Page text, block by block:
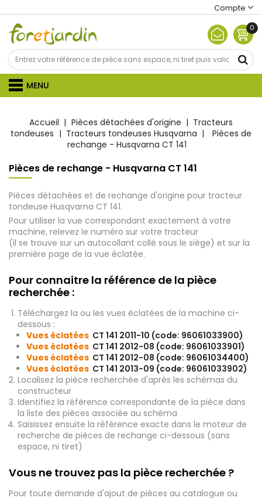
Compte
0
MENU
Accueil Pièces détachées d'origine
Tracteurs
tondeuses
Tracteurs tondeuses Husqvarna
Pièces de
rechange - Husqvarna CT 141
Pièces de rechange - Husqvarna CT 141
Pièces détachées et de rechange d'origine pour tracteur
tondeuse Husqvarna CT 141.
Pour utiliser la vue correspondant exactement à votre
machine, relevez le numéro sur votre tracteur
(il se trouve sur un autocollant collé sous le siège) et sur la
première page de la vue éclatée.
Pour connaitre la référence de la pièce
recherchée :
Téléchargez la ou les vues éclatées de la machine ci-
dessous :
Vues éclatées CT 141 2011-10 (code: 96061033900)
Vues éclatées CT 141 2012-08 (code: 96061033901)
Vues éclatées CT 141 2012-08 (code: 96061034400)
Vues éclatées CT 141 2013-09 (code: 96061033902)
Localisez la pièce recherchée d'après les schémas du
constructeur
Identifiez la référence correspondante de la pièce dans
la liste des pièces associée au schéma
Saisissez ensuite la référence exacte dans le moteur de
recherche de pièces de rechange ci-dessous (sans
espace, ni tiret)
Vous ne trouvez pas la pièce recherchée ?
Pour toute demande d'ajout de pièces au catalogue ou